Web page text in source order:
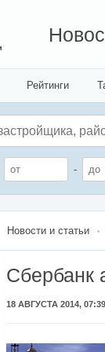
Рейтинги
-
Новости и статьи
Сбербанк
18 АВГУСТА 2014, 07:39